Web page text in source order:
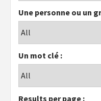
Une personne ou un
Un mot clé :
Results per page :